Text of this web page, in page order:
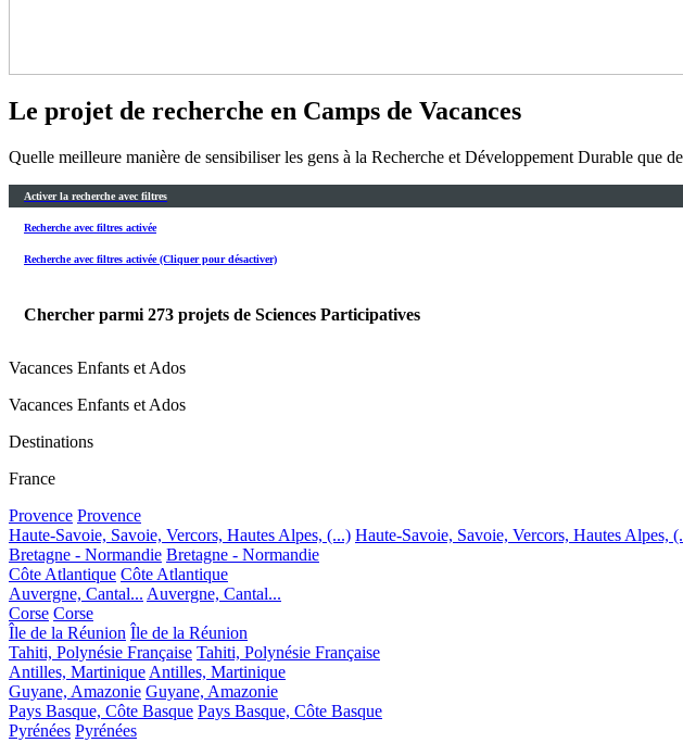
Le projet de recherche en Camps de Vacances
Quelle meilleure manière de sensibiliser les gens à la Recherche et Développement Durable que
Activer la recherche avec filtres
Recherche avec filtres activée
Recherche avec filtres activée (Cliquer pour désactiver)
Chercher parmi 273 projets de Sciences Participatives
Vacances Enfants et Ados
Vacances Enfants et Ados
Destinations
France
Provence Provence
Haute-Savoie, Savoie, Vercors, Hautes Alpes, (...) Haute-Savoie, Savoie, Vercors, Hautes Alpes,
Bretagne - Normandie Bretagne - Normandie
Côte Atlantique Côte Atlantique
Auvergne, Cantal... Auvergne, Cantal...
Corse Corse
Île de la Réunion Île de la Réunion
Tahiti, Polynésie Française Tahiti, Polynésie Française
Antilles, Martinique Antilles, Martinique
Guyane, Amazonie Guyane, Amazonie
Pays Basque, Côte Basque Pays Basque, Côte Basque
Pyrénées Pyrénées